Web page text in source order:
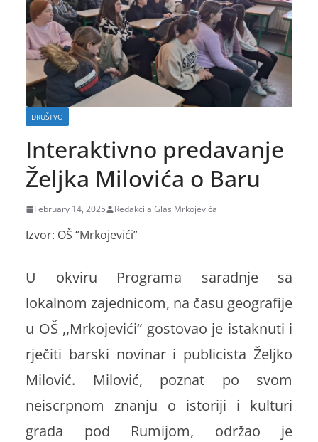
DRUŠTVO
Interaktivno predavanje
Željka Milovića o Baru
February 14, 2025 Redakcija Glas Mrkojevića
Izvor: OŠ “Mrkojevići”
U okviru Programa saradnje sa
lokalnom zajednicom, na času geografije
u OŠ ,,Mrkojevići“ gostovao je istaknuti i
rječiti barski novinar i publicista Željko
Milović. Milović, poznat po svom
neiscrpnom znanju o istoriji i kulturi
grada pod Rumijom, održao je